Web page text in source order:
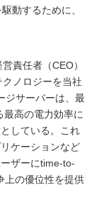
動するために、
責任者（CEO）
ノロジーを当社
ジサーバーは、最
最高の電力効率に
している。これ
ケーションなど
ザーにtime-to-
上の優位性を提供